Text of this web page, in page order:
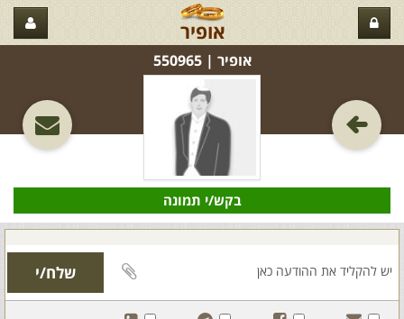
אופיר
אופיר‏ | 550965
בקש/י תמונה